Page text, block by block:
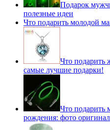
Подарок
полезные идеи
Что подарить молодой
Что подарить
самые лучшие подарки!
Что подарить
рождения: фото